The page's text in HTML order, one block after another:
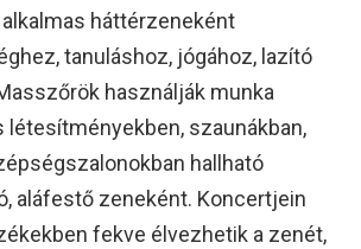
háttérzeneként
tanuláshoz, jógához, lazító
használják munka
létesítményekben, szaunákban,
hallható
aláfestő zeneként. Koncertjein
fekve élvezhetik a zenét,